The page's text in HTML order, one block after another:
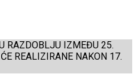
RAZDOBLJU IZMEĐU 25.
REALIZIRANE NAKON 17.